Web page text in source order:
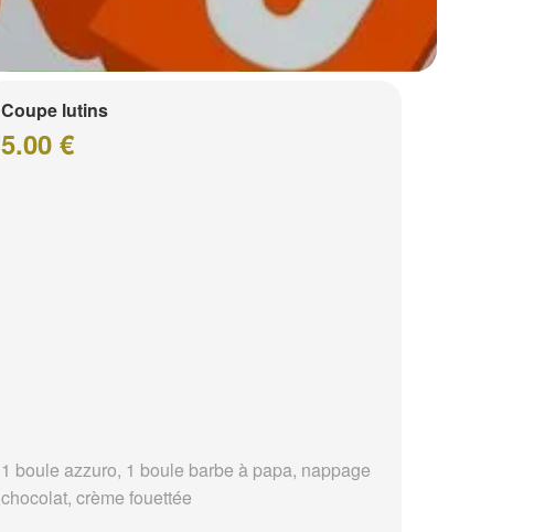
Coupe lutins
5.00 €
1 boule azzuro, 1 boule barbe à papa, nappage
chocolat, crème fouettée